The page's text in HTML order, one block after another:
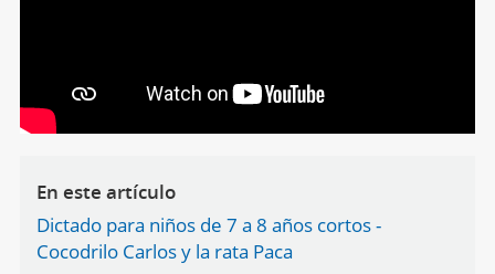
En este artículo
Dictado para niños de 7 a 8 años cortos -
Cocodrilo Carlos y la rata Paca